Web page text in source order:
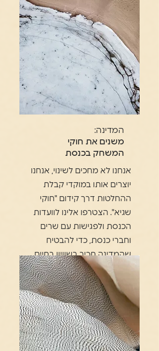
המדינה:
משנים את חוקי
המשחק בכנסת
אנחנו לא מחכים לשינוי, אנחנו
יוצרים אותו במוקדי קבלת
ההחלטות דרך קידום "חוקי
שגיא". הצטרפו אלינו לוועדות
הכנסת ולפגישות עם שרים
וחברי כנסת, כדי להבטיח
שהמדינה תכיר בשוויון בחיים
ולא רק במוות.